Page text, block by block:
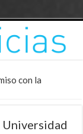
con la
Universidad